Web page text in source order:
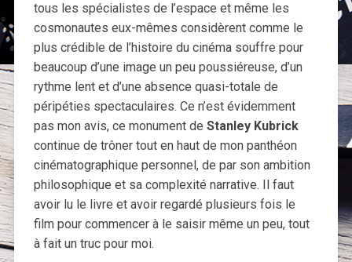
tous les spécialistes de l’espace et même les
cosmonautes eux-mêmes considèrent comme le
plus crédible de l’histoire du cinéma souffre pour
beaucoup d’une image un peu poussiéreuse, d’un
rythme lent et d’une absence quasi-totale de
péripéties spectaculaires. Ce n’est évidemment
pas mon avis, ce monument de Stanley Kubrick
continue de trôner tout en haut de mon panthéon
cinématographique personnel, de par son ambition
philosophique et sa complexité narrative. Il faut
avoir lu le livre et avoir regardé plusieurs fois le
film pour commencer à le saisir même un peu, tout
à fait un truc pour moi.